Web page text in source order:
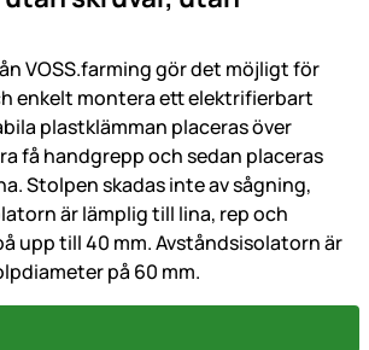
VOSS.farming gör det möjligt för
enkelt montera ett elektrifierbart
plastklämman placeras över
få handgrepp och sedan placeras
Stolpen skadas inte av sågning,
är lämplig till lina, rep och
upp till 40 mm. Avståndsisolatorn är
på 60 mm.